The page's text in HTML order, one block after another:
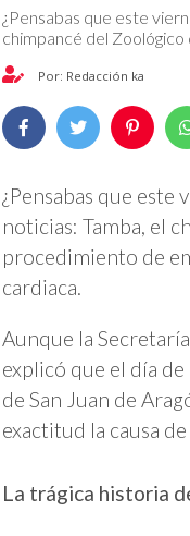
¿Pensabas que este
chimpancé del Zoológico
Por: Redacción ka
¿Pensabas que este
noticias: Tamba, el
procedimiento de
cardiaca.
Aunque la
explicó que el día
de San Juan de
exactitud la causa
La trágica historia